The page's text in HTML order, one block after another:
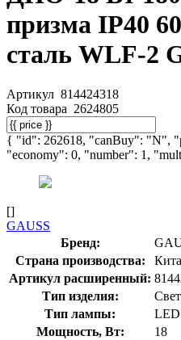
призма IP40
сталь WLF-2
Артикул 814424318
Код товара 2624805
{ "id": 262618, "canBuy": "N",
"economy": 0, "number": 1,
[]
GAUSS
Бренд:
Страна производства:
Артикул расширенный:
Тип изделия:
Тип лампы:
LED
Мощность, Вт:
18